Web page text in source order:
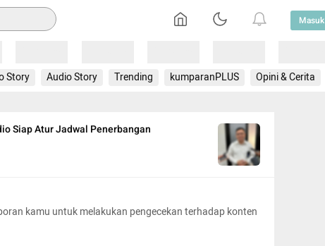
Masuk
Story Audio Story Trending kumparanPLUS Opini & Cerita
Siap Atur Jadwal Penerbangan
kamu untuk melakukan pengecekan terhadap konten